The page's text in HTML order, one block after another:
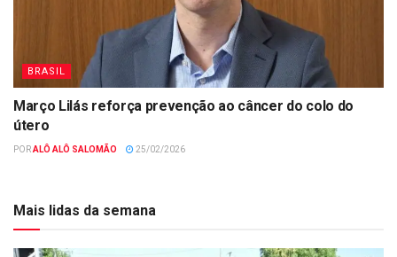
BRASIL
Março Lilás reforça prevenção ao câncer do colo do
útero
PORALÔ ALÔ SALOMÃO 25/02/2026
Mais lidas da semana